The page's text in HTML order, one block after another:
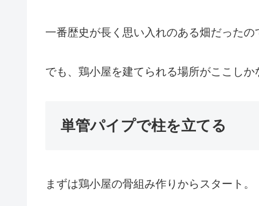
一番歴史が長く思い入れのある畑だったの
でも、鶏小屋を建てられる場所がここし
単管パイプで柱を立てる
まずは鶏小屋の骨組み作りからスタート。